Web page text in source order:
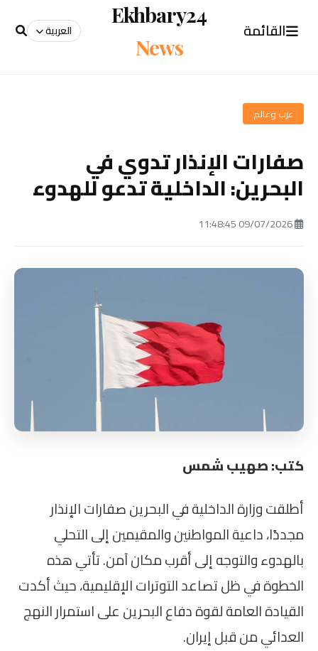
القائمة
Ekhbary24
News
العربية
عرب وعالم
صفارات الإنذار تدوي في
البحرين: الداخلية تدعو للهدوء
كتب: صهيب شمس
أطلقت وزارة الداخلية في البحرين صفارات الإنذار
مجددًا، داعية المواطنين والمقيمين إلى التحلي
بالهدوء والتوجه إلى أقرب مكان آمن. تأتي هذه
الخطوة في ظل تصاعد التوترات الإقليمية، حيث أكدت
القيادة العامة لقوة دفاع البحرين على استمرار النهج
العدائي من قبل إيران.